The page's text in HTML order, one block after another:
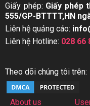
Giấy phép: Giấy phép
555/GP-BTTTT,HN
Liên hệ quảng cáo:
Liên hệ Hotline: 028 66
Theo dõi chúng tôi trên:
About us